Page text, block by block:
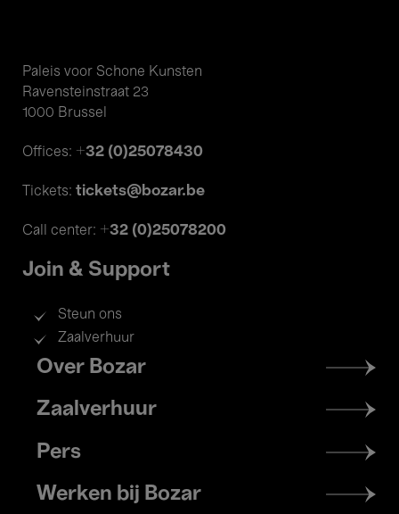
Paleis voor Schone Kunsten
Ravensteinstraat 23
1000 Brussel
Offices: +32 (0)25078430
Tickets: tickets@bozar.be
Call center: +32 (0)25078200
Join & Support
Steun ons
Zaalverhuur
Footer
menu
Over Bozar
Zaalverhuur
Pers
Werken bij Bozar